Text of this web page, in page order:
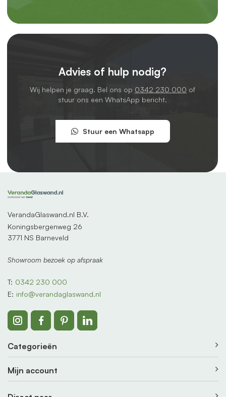
Advies of hulp nodig?
Wij helpen je graag. Bel ons op 0342 230 000 of
stuur ons een WhatsApp bericht.
Stuur een Whatsapp
VerandaGlaswand.nl B.V.
Koningsbergenweg 26
3771 NS Barneveld
Showroom bezoek op afspraak
T: 0342 230 000
E: info@verandaglaswand.nl
Categorieën
Mijn account